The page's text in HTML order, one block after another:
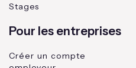
Stages
Pour les entreprises
Créer un compte